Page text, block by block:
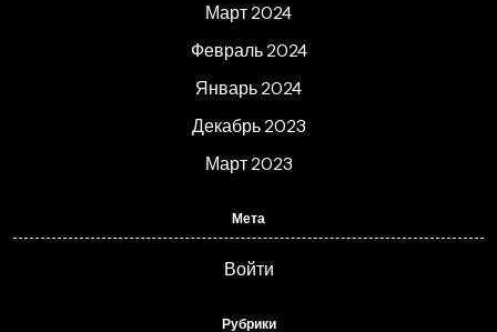
Март 2024
Февраль 2024
Январь 2024
Декабрь 2023
Март 2023
Мета
Войти
Рубрики